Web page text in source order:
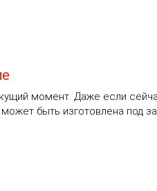
момент. Даже если
быть изготовлена под